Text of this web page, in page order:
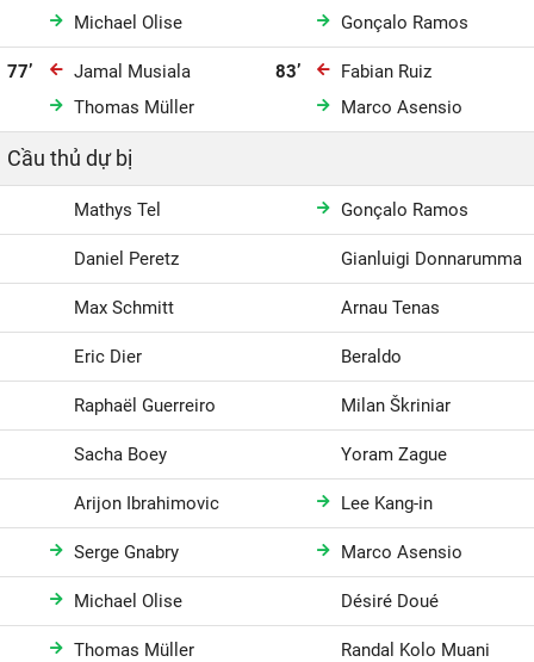
Michael Olise
Gonçalo Ramos
77’
Jamal Musiala
Thomas Müller
83’
Fabian Ruiz
Marco Asensio
Cầu thủ dự bị
Mathys Tel Gonçalo Ramos
Daniel Peretz Gianluigi Donnarumma
Max Schmitt Arnau Tenas
Eric Dier Beraldo
Raphaël Guerreiro Milan Škriniar
Sacha Boey Yoram Zague
Arijon Ibrahimovic Lee Kang-in
Serge Gnabry Marco Asensio
Michael Olise Désiré Doué
Thomas Müller Randal Kolo Muani